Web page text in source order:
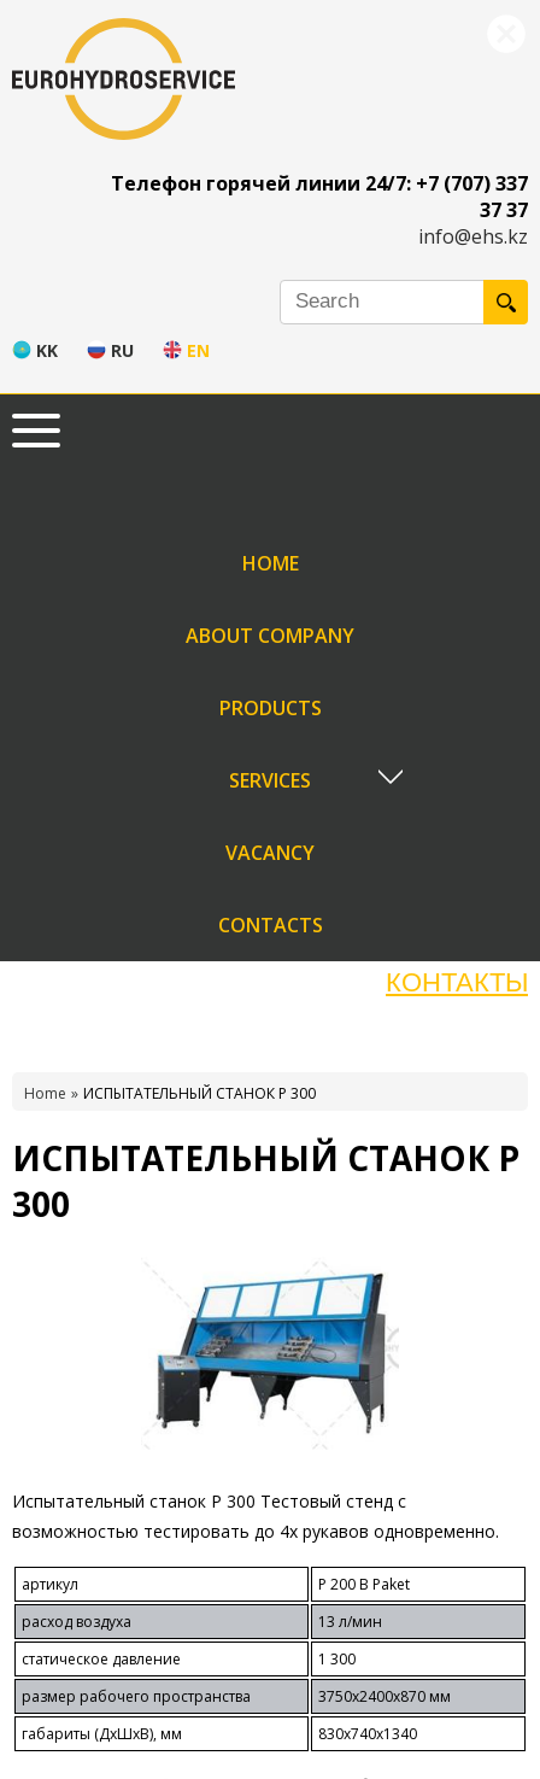
Телефон горячей линии 24/7: +7 (707) 337
37 37
info@ehs.kz
KK RU EN
HOME
ABOUT COMPANY
PRODUCTS
SERVICES
VACANCY
CONTACTS
КОНТАКТЫ
Home ИСПЫТАТЕЛЬНЫЙ СТАНОК P 300
ИСПЫТАТЕЛЬНЫЙ СТАНОК P
300
Испытательный станок P 300 Тестовый стенд с
возможностью тестировать до 4х рукавов одновременно.
артикул
P 200 B Paket
расход воздуха
13 л/мин
статическое давление
1 300
размер рабочего пространства
3750x2400x870 мм
габариты (ДхШхВ), мм
830x740x1340